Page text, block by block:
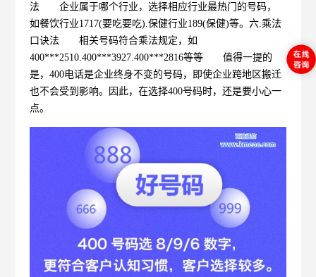
法 企业属于哪个行业，选择相应行业最热门的号码，
如餐饮行业1717(要吃要吃).保健行业189(保健)等。六.乘法
口诀法 相关号码符合乘法规定，如
400***2510.400***3927.400***2816等等 值得一提的
是，400电话是企业终身不变的号码，即使企业跨地区搬迁
也不会受到影响。因此，在选择400号码时，还是要小心一
点。